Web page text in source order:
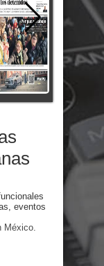
eventos
México.